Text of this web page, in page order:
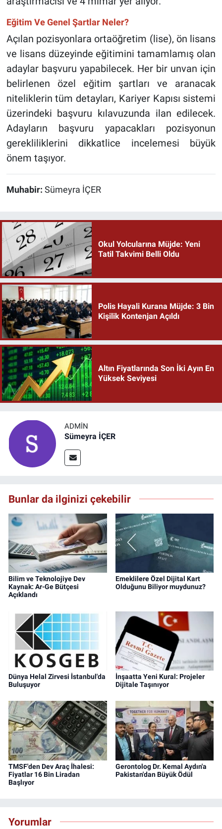
Eğitim Ve Genel Şartlar Neler?
Açılan pozisyonlara ortaöğretim (lise), ön lisans
ve lisans düzeyinde eğitimini tamamlamış olan
adaylar başvuru yapabilecek. Her bir unvan için
belirlenen özel eğitim şartları ve aranacak
niteliklerin tüm detayları, Kariyer Kapısı sistemi
üzerindeki başvuru kılavuzunda ilan edilecek.
Adayların başvuru yapacakları pozisyonun
gerekliliklerini dikkatlice incelemesi büyük
önem taşıyor.
Muhabir: Sümeyra İÇER
Okul Yolcularına Müjde: Yeni
Tatil Takvimi Belli Oldu
Polis Hayali Kurana Müjde: 3 Bin
Kişilik Kontenjan Açıldı
Altın Fiyatlarında Son İki Ayın En
Yüksek Seviyesi
ADMIN
Sümeyra İÇER
Bunlar da ilginizi çekebilir
Bilim ve Teknolojiye Dev
Kaynak: Ar-Ge Bütçesi
Açıklandı
Emeklilere Özel Dijital Kart
Olduğunu Biliyor muydunuz?
Dünya Helal Zirvesi İstanbul'da
Buluşuyor
İnşaatta Yeni Kural: Projeler
Dijitale Taşınıyor
TMSF'den Dev Araç İhalesi:
Fiyatlar 16 Bin Liradan
Başlıyor
Gerontolog Dr. Kemal Aydın'a
Pakistan'dan Büyük Ödül
Yorumlar